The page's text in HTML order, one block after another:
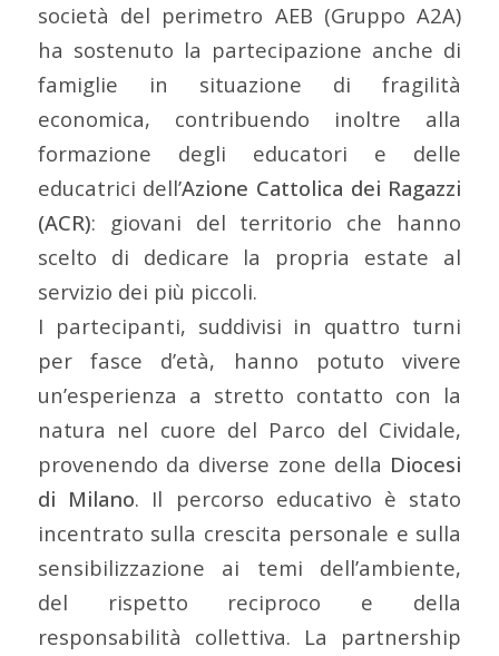
società del perimetro AEB (Gruppo A2A)
ha sostenuto la partecipazione anche di
famiglie in situazione di fragilità
economica, contribuendo inoltre alla
formazione degli educatori e delle
educatrici dell’Azione Cattolica dei Ragazzi
(ACR): giovani del territorio che hanno
scelto di dedicare la propria estate al
servizio dei più piccoli.
I partecipanti, suddivisi in quattro turni
per fasce d’età, hanno potuto vivere
un’esperienza a stretto contatto con la
natura nel cuore del Parco del Cividale,
provenendo da diverse zone della Diocesi
di Milano. Il percorso educativo è stato
incentrato sulla crescita personale e sulla
sensibilizzazione ai temi dell’ambiente,
del rispetto reciproco e della
responsabilità collettiva. La partnership